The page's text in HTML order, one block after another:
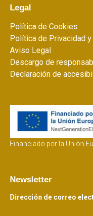
Legal
Política de Cookies
Política de Privacidad
Aviso Legal
Descargo de
Declaración de
Financiado por la Unión
Newsletter
Dirección de correo